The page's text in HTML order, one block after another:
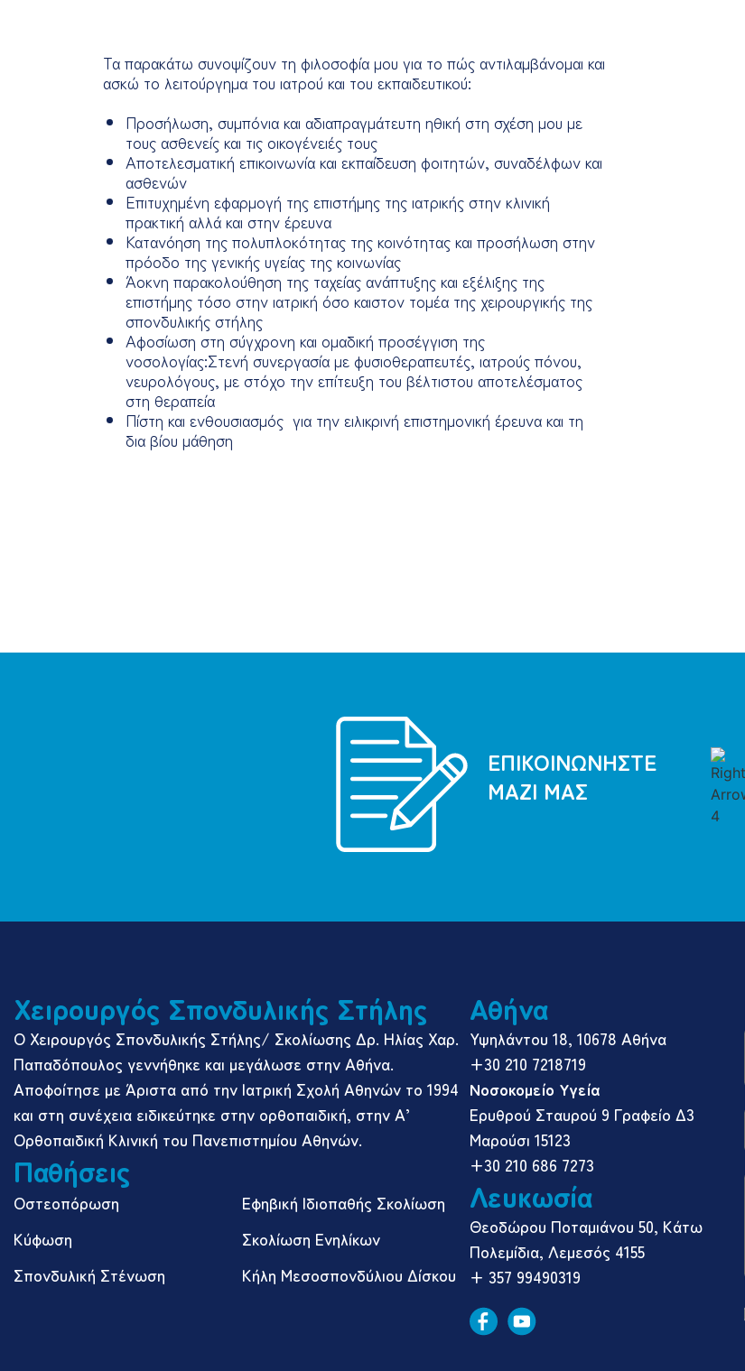
Τα παρακάτω συνοψίζουν τη φιλοσοφία μου για το πώς αντιλαμβάνομαι και
ασκώ το λειτούργημα του ιατρού και του εκπαιδευτικού:
Προσήλωση, συμπόνια και αδιαπραγμάτευτη ηθική στη σχέση μου με
τους ασθενείς και τις οικογένειές τους
Αποτελεσματική επικοινωνία και εκπαίδευση φοιτητών, συναδέλφων και
ασθενών
Επιτυχημένη εφαρμογή της επιστήμης της ιατρικής στην κλινική
πρακτική αλλά και στην έρευνα
Κατανόηση της πολυπλοκότητας της κοινότητας και προσήλωση στην
πρόοδο της γενικής υγείας της κοινωνίας
Άοκνη παρακολούθηση της ταχείας ανάπτυξης και εξέλιξης της
επιστήμης τόσο στην ιατρική όσο καιστον τομέα της χειρουργικής της
σπονδυλικής στήλης
Αφοσίωση στη σύγχρονη και ομαδική προσέγγιση της
νοσολογίας:Στενή συνεργασία με φυσιοθεραπευτές, ιατρούς πόνου,
νευρολόγους, με στόχο την επίτευξη του βέλτιστου αποτελέσματος
στη θεραπεία
Πίστη και ενθουσιασμός για την ειλικρινή επιστημονική έρευνα και τη
δια βίου μάθηση
ΕΠΙΚΟΙΝΩΝΗΣΤΕ
ΜΑΖΙ ΜΑΣ
Χειρουργός Σπονδυλικής Στήλης
Ο Χειρουργός Σπονδυλικής Στήλης/ Σκολίωσης Δρ. Ηλίας Χαρ.
Παπαδόπουλος γεννήθηκε και μεγάλωσε στην Αθήνα.
Αποφοίτησε με Άριστα από την Ιατρική Σχολή Αθηνών το 1994
και στη συνέχεια ειδικεύτηκε στην ορθοπαιδική, στην Α’
Ορθοπαιδική Κλινική του Πανεπιστημίου Αθηνών.
Παθήσεις
Οστεοπόρωση
Κύφωση
Σπονδυλική Στένωση
Εφηβική Ιδιοπαθής Σκολίωση
Σκολίωση Ενηλίκων
Κήλη Μεσοσπονδύλιου Δίσκου
Αθήνα
Υψηλάντου 18, 10678 Αθήνα
+30 210 7218719
Νοσοκομείο Υγεία
Ερυθρού Σταυρού 9 Γραφείο Δ3
Μαρούσι 15123
+30 210 686 7273
Λευκωσία
Θεοδώρου Ποταμιάνου 50, Κάτω
Πολεμίδια, Λεμεσός 4155
+ 357 99490319